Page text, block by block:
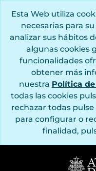
Esta Web utiliza
necesarias para
analizar sus hábitos
algunas cookies
funcionalidades
obtener más
nuestra Política
todas las cookies
rechazar todas pulse
para configurar o
finalidad,